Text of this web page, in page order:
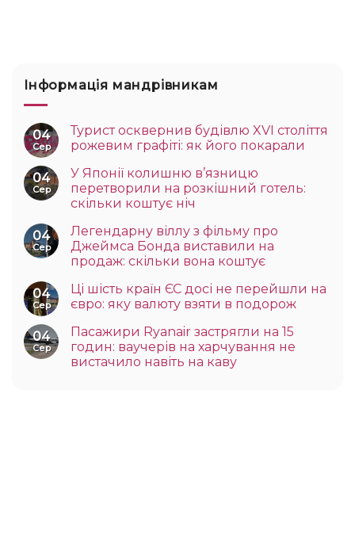
Інформація мандрівникам
04
Сер
Турист осквернив будівлю XVI століття
рожевим графіті: як його покарали
04
Сер
У Японії колишню в’язницю
перетворили на розкішний готель:
скільки коштує ніч
04
Сер
Легендарну віллу з фільму про
Джеймса Бонда виставили на
продаж: скільки вона коштує
04
Сер
Ці шість країн ЄС досі не перейшли на
євро: яку валюту взяти в подорож
04
Сер
Пасажири Ryanair застрягли на 15
годин: ваучерів на харчування не
вистачило навіть на каву